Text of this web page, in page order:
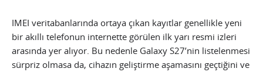
IMEI veritabanlarında ortaya çıkan kayıtlar genellikle yeni
bir akıllı telefonun internette görülen ilk yarı resmi izleri
arasında yer alıyor. Bu nedenle Galaxy S27’nin listelenmesi
sürpriz olmasa da, cihazın geliştirme aşamasını geçtiğini ve